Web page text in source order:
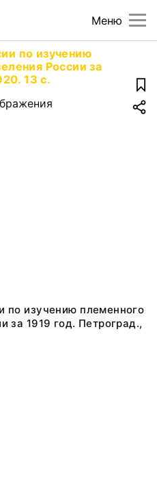
Меню
по изучению
России за
13 с.
по изучению племенного
за 1919 год. Петроград.,